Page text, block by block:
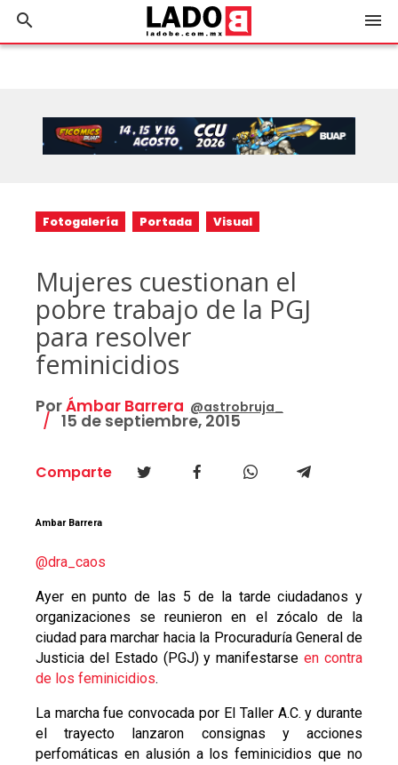
search menu
Fotogalería Portada Visual
Mujeres cuestionan el
pobre trabajo de la PGJ
para resolver
feminicidios
PorÁmbar Barrera @astrobruja_
15 de septiembre, 2015
Comparte
Ambar Barrera
@dra_caos
Ayer en punto de las 5 de la tarde ciudadanos y
organizaciones se reunieron en el zócalo de la
ciudad para marchar hacia la Procuraduría General de
Justicia del Estado (PGJ) y manifestarseen contra
de los feminicidios.
La marcha fue convocada por El Taller A.C. y durante
el trayecto lanzaron consignas y acciones
perfomáticas en alusión a los feminicidios que no